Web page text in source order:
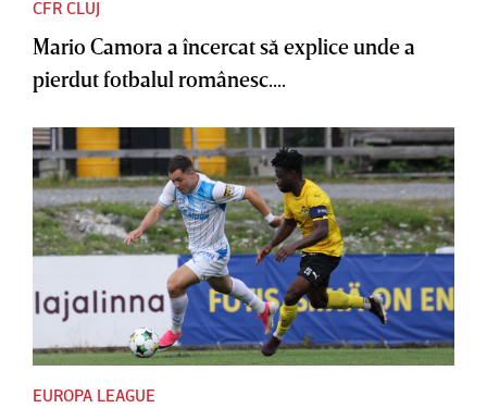
CFR CLUJ
Mario Camora a încercat să explice unde a
pierdut fotbalul românesc....
EUROPA LEAGUE